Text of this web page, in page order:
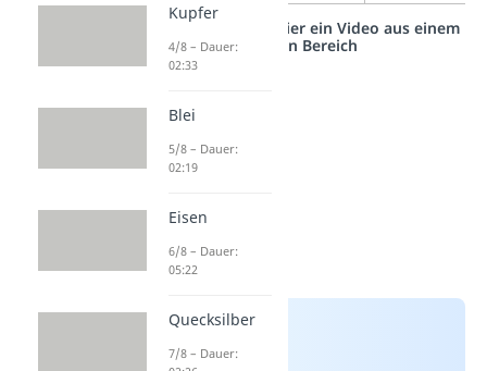
Studyflix vernetzt: Hier ein Video aus einem
anderen Bereich
Kupfer
4/8 – Dauer:
02:33
Blei
5/8 – Dauer:
02:19
Eisen
6/8 – Dauer:
05:22
Quecksilber
7/8 – Dauer: